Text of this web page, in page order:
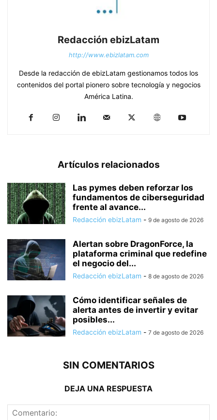
Redacción ebizLatam
http://www.ebizlatam.com
Desde la redacción de ebizLatam gestionamos todos los
contenidos del portal pionero sobre tecnología y negocios
América Latina.
Artículos relacionados
Las pymes deben reforzar los
fundamentos de ciberseguridad
frente al avance...
Redacción ebizLatam - 9 de agosto de 2026
Alertan sobre DragonForce, la
plataforma criminal que redefine
el negocio del...
Redacción ebizLatam - 8 de agosto de 2026
Cómo identificar señales de
alerta antes de invertir y evitar
posibles...
Redacción ebizLatam - 7 de agosto de 2026
SIN COMENTARIOS
DEJA UNA RESPUESTA